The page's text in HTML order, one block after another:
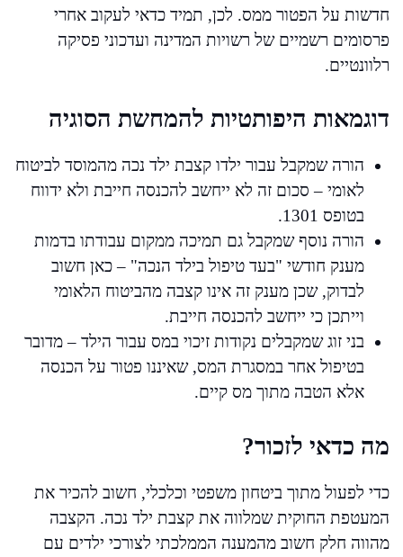
חדשות על הפטור ממס. לכן, תמיד כדאי לעקוב אחרי
פרסומים רשמיים של רשויות המדינה ועדכוני פסיקה
רלוונטיים.
דוגמאות היפותטיות להמחשת הסוגיה
הורה שמקבל עבור ילדו קצבת ילד נכה מהמוסד לביטוח
לאומי – סכום זה לא ייחשב להכנסה חייבת ולא ידווח
בטופס 1301.
הורה נוסף שמקבל גם תמיכה ממקום עבודתו בדמות
מענק חודשי "בעד טיפול בילד הנכה" – כאן חשוב
לבדוק, שכן מענק זה אינו קצבה מהביטוח הלאומי
וייתכן כי ייחשב להכנסה חייבת.
בני זוג שמקבלים נקודות זיכוי במס עבור הילד – מדובר
בטיפול אחר במסגרת המס, שאיננו פטור על הכנסה
אלא הטבה מתוך מס קיים.
מה כדאי לזכור?
כדי לפעול מתוך ביטחון משפטי וכלכלי, חשוב להכיר את
המעטפת החוקית שמלווה את קצבת ילד נכה. הקצבה
מהווה חלק חשוב מהמענה הממלכתי לצורכי ילדים עם